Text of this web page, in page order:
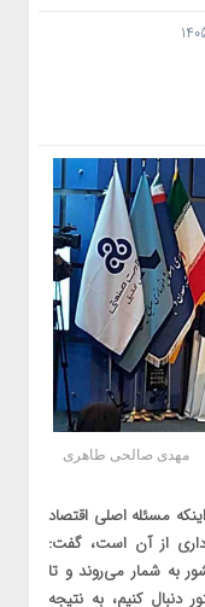
مهدی صالحی طاهری
مسئله اصلی اقتصاد
از آن است، گفت:
به شمار می‌روند و تا
دنبال کنیم، به نتیجه